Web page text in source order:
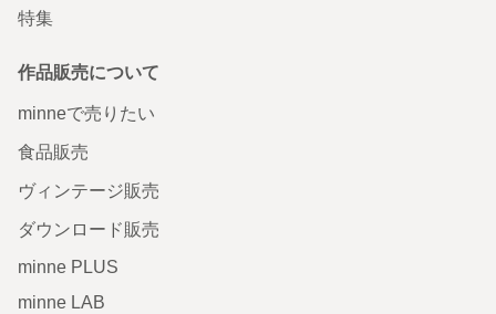
特集
作品販売について
minneで売りたい
食品販売
ヴィンテージ販売
ダウンロード販売
minne PLUS
minne LAB